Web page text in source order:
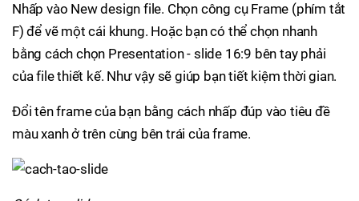
Nhấp vào New design file. Chọn công cụ Frame (phím tắt
F) để vẽ một cái khung. Hoặc bạn có thể chọn nhanh
bằng cách chọn Presentation - slide 16:9 bên tay phải
của file thiết kế. Như vậy sẽ giúp bạn tiết kiệm thời gian.
Đổi tên frame của bạn bằng cách nhấp đúp vào tiêu đề
màu xanh ở trên cùng bên trái của frame.